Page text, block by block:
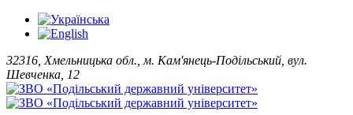
32316, Хмельницька обл., м. Кам'янець-Подільський, вул.
Шевченка, 12